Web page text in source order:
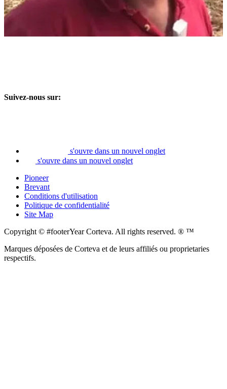
Suivez-nous sur:
s'ouvre dans un nouvel onglet
s'ouvre dans un nouvel onglet
Pioneer
Brevant
Conditions d'utilisation
Politique de confidentialité
Site Map
Copyright © #footerYear Corteva. All rights reserved. ® ™
Marques déposées de Corteva et de leurs affiliés ou proprietaries
respectifs.